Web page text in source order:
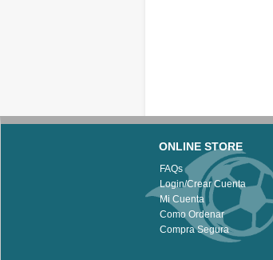
ONLINE STORE
FAQs
Login/Crear Cuenta
Mi Cuenta
Como Ordenar
Compra Segura